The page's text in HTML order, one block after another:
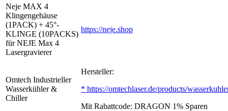
Neje MAX 4
Klingengehäuse
(1PACK) + 45°-
KLINGE (10PACKS)
für NEJE Max 4
Lasergravierer
https://neje.shop
Omtech Industrieller
Wasserkühler &
Chiller
Hersteller:
* https://omtechlaser.de/products/
Mit Rabattcode: DRAGON 1% Sparen